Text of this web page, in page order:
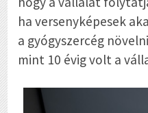
ha versenyképesek
a gyógyszercég
mint 10 évig volt a